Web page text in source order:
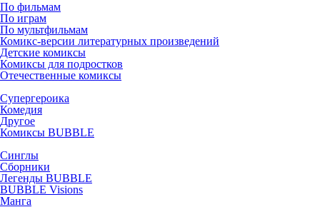
По фильмам
По играм
По мультфильмам
Комикс-версии литературных произведений
Детские комиксы
Комиксы для подростков
Отечественные комиксы
Супергероика
Комедия
Другое
Комиксы BUBBLE
Синглы
Сборники
Легенды BUBBLE
BUBBLE Visions
Манга